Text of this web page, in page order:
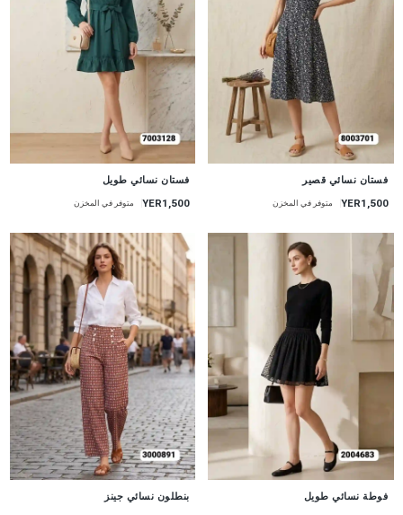
فستان نسائي قصير
YER1,500 متوفر في المخزن
فستان نسائي طويل
YER1,500 متوفر في المخزن
جديد
فوطة نسائي طويل
جديد
بنطلون نسائي جينز